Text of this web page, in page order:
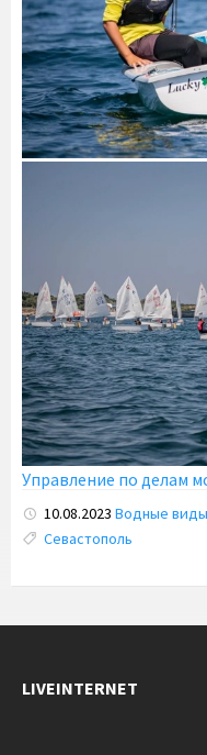
Управление по делам
10.08.2023 Водные виды
Tags:
Севастополь
LIVEINTERNET